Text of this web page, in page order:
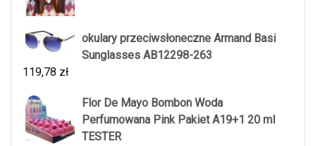
okulary przeciwsłoneczne Armand Basi
Sunglasses AB12298-263
119,78 zł
Flor De Mayo Bombon Woda
Perfumowana Pink Pakiet A19+1 20 ml
TESTER